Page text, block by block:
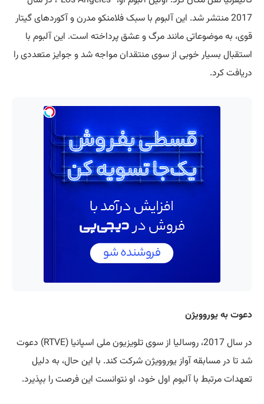
2017 منتشر شد. این آلبوم با سبک فلامنکو مدرن و آکوردهای گیتار
قوی، به موضوعاتی مانند مرگ و عشق پرداخته است. این آلبوم با
استقبال بسیار خوبی از سوی منتقدان مواجه شد و جوایز متعددی را
دریافت کرد.
دعوت به یوروویژن
در سال 2017، روسالیا از سوی تلویزیون ملی اسپانیا (RTVE) دعوت
شد تا در مسابقه آواز یوروویژن شرکت کند. با این حال، به دلیل
تعهدات مرتبط با آلبوم اول خود، او نتوانست این فرصت را بپذیرد.